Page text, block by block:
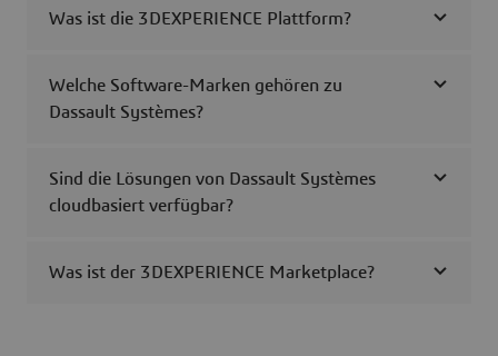
Was ist die 3DEXPERIENCE Plattform?
Welche Software-Marken gehören zu
Dassault Systèmes?
Sind die Lösungen von Dassault Systèmes
cloudbasiert verfügbar?
Was ist der 3DEXPERIENCE Marketplace?